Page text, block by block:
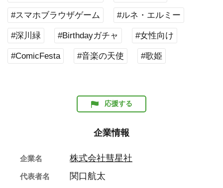
#スマホブラウザゲーム #ルネ・エルミー
#深川緑 #Birthdayガチャ #女性向け
#ComicFesta #音楽の天使 #歌姫
応援する
企業情報
企業名 株式会社彗星社
代表者名 関口航太